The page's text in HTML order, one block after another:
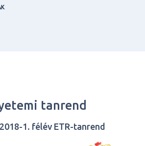
tanrend
1. félév ETR-tanrend